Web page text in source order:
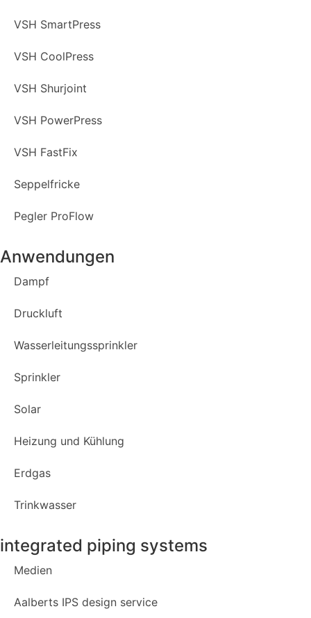
VSH SmartPress
VSH CoolPress
VSH Shurjoint
VSH PowerPress
VSH FastFix
Seppelfricke
Pegler ProFlow
Anwendungen
Dampf
Druckluft
Wasserleitungssprinkler
Sprinkler
Solar
Heizung und Kühlung
Erdgas
Trinkwasser
integrated piping systems
Medien
Aalberts IPS design service